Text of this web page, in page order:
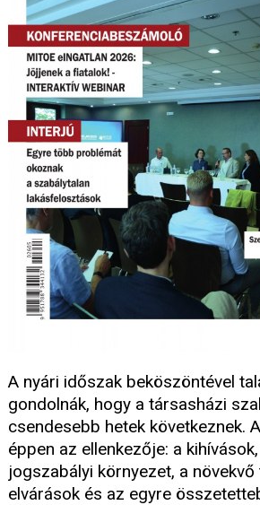
A nyári időszak beköszöntével
gondolnák, hogy a társasházi
csendesebb hetek következnek.
éppen az ellenkezője: a
jogszabályi környezet, a
elvárások és az egyre